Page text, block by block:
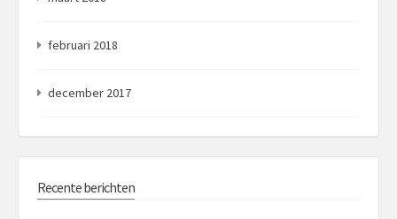
februari 2018
december 2017
Recente berichten